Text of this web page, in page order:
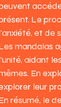
Le
et de
mandalas
aidant
En
leur
résumé, le